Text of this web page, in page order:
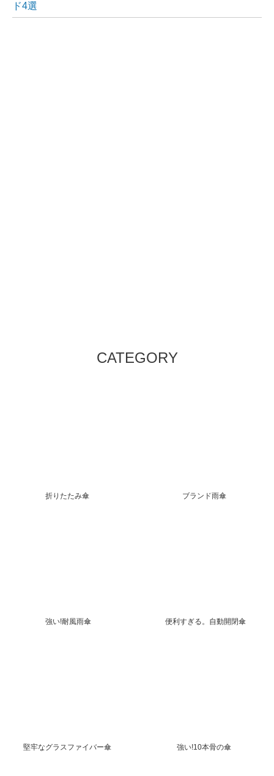
ド4選
CATEGORY
折りたたみ傘 ブランド雨傘
強い!耐風雨傘 便利すぎる。自動開閉傘
堅牢なグラスファイバー傘 強い!10本骨の傘